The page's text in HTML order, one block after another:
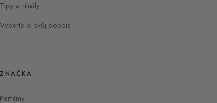
Tipy a rituály
Vyberte si svůj podpis
ZNAČKA
Parfémy